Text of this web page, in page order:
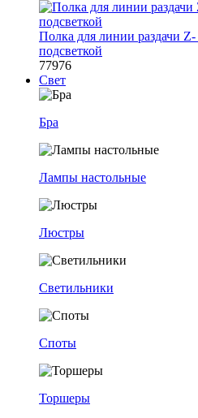
Полка для линии раздачи Z-
подсветкой
77976
Свет
Бра
Лампы настольные
Люстры
Светильники
Споты
Торшеры